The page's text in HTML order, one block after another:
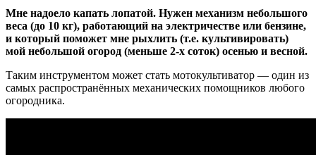
Мне надоело капать лопатой. Нужен механизм небольшого
веса (до 10 кг), работающий на электричестве или бензине,
и который поможет мне рыхлить (т.е. культивировать)
мой небольшой огород (меньше 2-х соток) осенью и весной.
Таким инструментом может стать мотокультиватор — один из
самых распространённых механических помощников любого
огородника.